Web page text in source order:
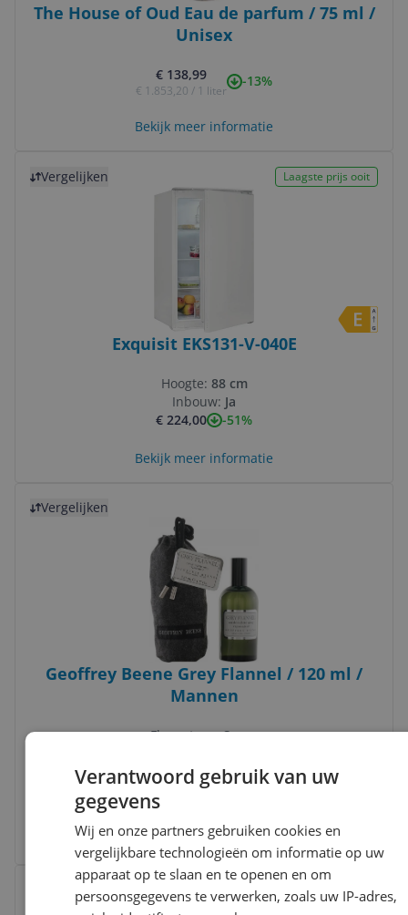
The House of Oud Eau de parfum / 75 ml /
Unisex
€ 138,99
€ 1.853,20 / 1 liter
-13%
Bekijk meer informatie
Vergelijken Laagste prijs ooit
Exquisit EKS131-V-040E
Hoogte: 88 cm
Inbouw: Ja
€ 224,00
-51%
Bekijk meer informatie
Vergelijken
Geoffrey Beene Grey Flannel / 120 ml /
Mannen
Flacontype:Spray
Soort:Eau de toilette
v.a. € 20,94
€ 174,50 / 1 liter
3 prijzen
Ga naar goedkoopste
Vergelijken Laagste prijs ooit
Bekijk product
Verantwoord gebruik van uw
gegevens
Wij en onze partners gebruiken cookies en
vergelijkbare technologieën om informatie op uw
apparaat op te slaan en te openen en om
persoonsgegevens te verwerken, zoals uw IP-adres,